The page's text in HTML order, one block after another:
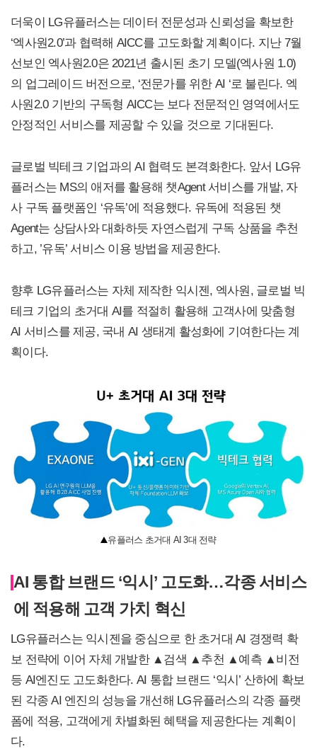
더욱이 LG유플러스는 데이터 전문성과 신뢰성을 확보한
‘엑사원2.0’과 협력해 AICC를 고도화할 계획이다. 지난 7월
선보인 엑사원2.0은 2021년 출시된 초기 모델(엑사원 1.0)
의 업그레이드 버전으로, ‘전문가를 위한 AI ‘로 불린다. 엑
사원2.0 기반의 구독형 AICC는 보다 전문적인 영역에서도
안정적인 서비스를 제공할 수 있을 것으로 기대된다.
글로벌 빅테크 기업과의 AI 협력도 본격화한다. 앞서 LG유
플러스는 MS의 애저를 활용해 챗Agent 서비스를 개발, 자
사 구독 플랫폼인 ‘유독’에 적용했다. 유독에 적용된 챗
Agent는 상담사와 대화하듯 자연스럽게 구독 상품을 추천
하고, ’유독’ 서비스 이용 방법을 제공한다.
향후 LG유플러스는 자체 제작한 익시젠, 엑사원, 글로벌 빅
테크 기업의 초거대 AI를 적절히 활용해 고객사에 맞춤형
AI 서비스를 제공, 국내 AI 생태계 활성화에 기여한다는 계
획이다.
유플러스 초거대 AI 3대 전략
AI 통합 브랜드 ‘익시’ 고도화…각종 서비스
에 적용해 고객 가치 혁신
LG유플러스는 익시젠을 중심으로 한 초거대 AI 경쟁력 확
보 전략에 이어 자체 개발한 ▲검색 ▲추천 ▲예측 ▲비전
등 AI엔진도 고도화한다. AI 통합 브랜드 ‘익시’ 산하에 확보
된 각종 AI 엔진의 성능을 개선해 LG유플러스의 각종 플랫
폼에 적용, 고객에게 차별화된 혜택을 제공한다는 계획이
다.